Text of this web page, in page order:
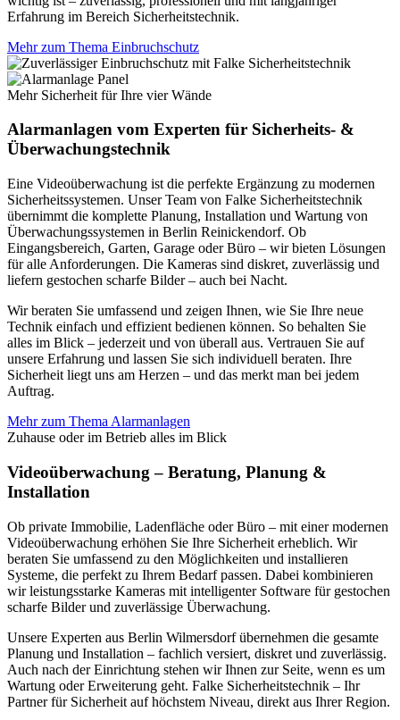
Erfahrung im Bereich Sicherheitstechnik.
Mehr zum Thema Einbruchschutz
Mehr Sicherheit für Ihre vier Wände
Alarmanlagen vom Experten für Sicherheits- &
Überwachungstechnik
Eine Videoüberwachung ist die perfekte Ergänzung zu modernen
Sicherheitssystemen. Unser Team von Falke Sicherheitstechnik
übernimmt die komplette Planung, Installation und Wartung von
Überwachungssystemen in Berlin Reinickendorf. Ob
Eingangsbereich, Garten, Garage oder Büro – wir bieten Lösungen
für alle Anforderungen. Die Kameras sind diskret, zuverlässig und
liefern gestochen scharfe Bilder – auch bei Nacht.
Wir beraten Sie umfassend und zeigen Ihnen, wie Sie Ihre neue
Technik einfach und effizient bedienen können. So behalten Sie
alles im Blick – jederzeit und von überall aus. Vertrauen Sie auf
unsere Erfahrung und lassen Sie sich individuell beraten. Ihre
Sicherheit liegt uns am Herzen – und das merkt man bei jedem
Auftrag.
Mehr zum Thema Alarmanlagen
Zuhause oder im Betrieb alles im Blick
Videoüberwachung – Beratung, Planung &
Installation
Ob private Immobilie, Ladenfläche oder Büro – mit einer modernen
Videoüberwachung erhöhen Sie Ihre Sicherheit erheblich. Wir
beraten Sie umfassend zu den Möglichkeiten und installieren
Systeme, die perfekt zu Ihrem Bedarf passen. Dabei kombinieren
wir leistungsstarke Kameras mit intelligenter Software für gestochen
scharfe Bilder und zuverlässige Überwachung.
Unsere Experten aus Berlin Wilmersdorf übernehmen die gesamte
Planung und Installation – fachlich versiert, diskret und zuverlässig.
Auch nach der Einrichtung stehen wir Ihnen zur Seite, wenn es um
Wartung oder Erweiterung geht. Falke Sicherheitstechnik – Ihr
Partner für Sicherheit auf höchstem Niveau, direkt aus Ihrer Region.